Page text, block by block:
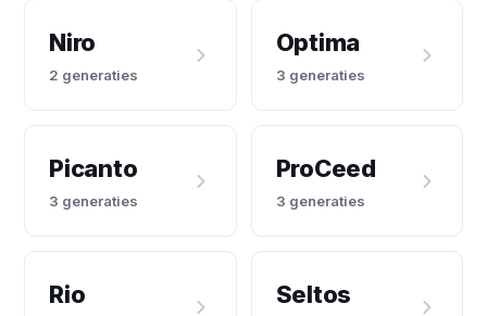
Niro
2 generaties
Optima
3 generaties
Picanto
3 generaties
ProCeed
3 generaties
Rio Seltos